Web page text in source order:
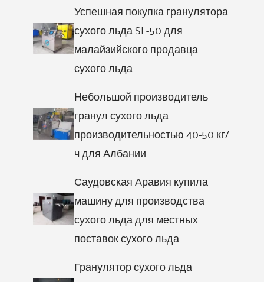
Успешная покупка гранулятора
сухого льда SL-50 для
малайзийского продавца
сухого льда
Небольшой производитель
гранул сухого льда
производительностью 40-50 кг/
ч для Албании
Саудовская Аравия купила
машину для производства
сухого льда для местных
поставок сухого льда
Гранулятор сухого льда